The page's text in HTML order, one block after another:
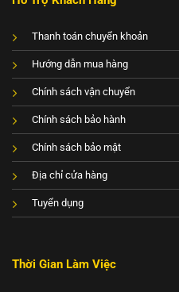
Thanh toán chuyển khoản
Hướng dẫn mua hàng
Chính sách vận chuyển
Chính sách bảo hành
Chính sách bảo mật
Địa chỉ cửa hàng
Tuyển dụng
Thời Gian Làm Việc